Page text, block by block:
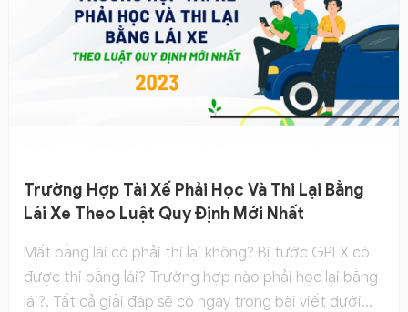
Trường Hợp Tài Xế Phải Học Và Thi Lại Bằng
Lái Xe Theo Luật Quy Định Mới Nhất
Mất bằng lái có phải thi lại không? Bị tước GPLX có
được thi bằng lái? Trường hợp nào phải học lại bằng
lái?. Tất cả giải đáp sẽ có ngay trong bài viết dưới